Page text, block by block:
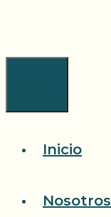
Inicio
Nosotros